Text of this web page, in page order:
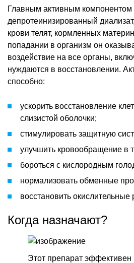
Главным активным компонентом
депротеинизированный
крови телят, кормленных
попадании в организм он
воздействие на все органы,
нуждаются в восстановлении.
способно:
ускорить восстановление
слизистой оболочки;
стимулировать защитную
улучшить кровообращение в
бороться с кислородным
нормализовать обменные
восстановить окислительные
Когда назначают?
Этот препарат эффективен